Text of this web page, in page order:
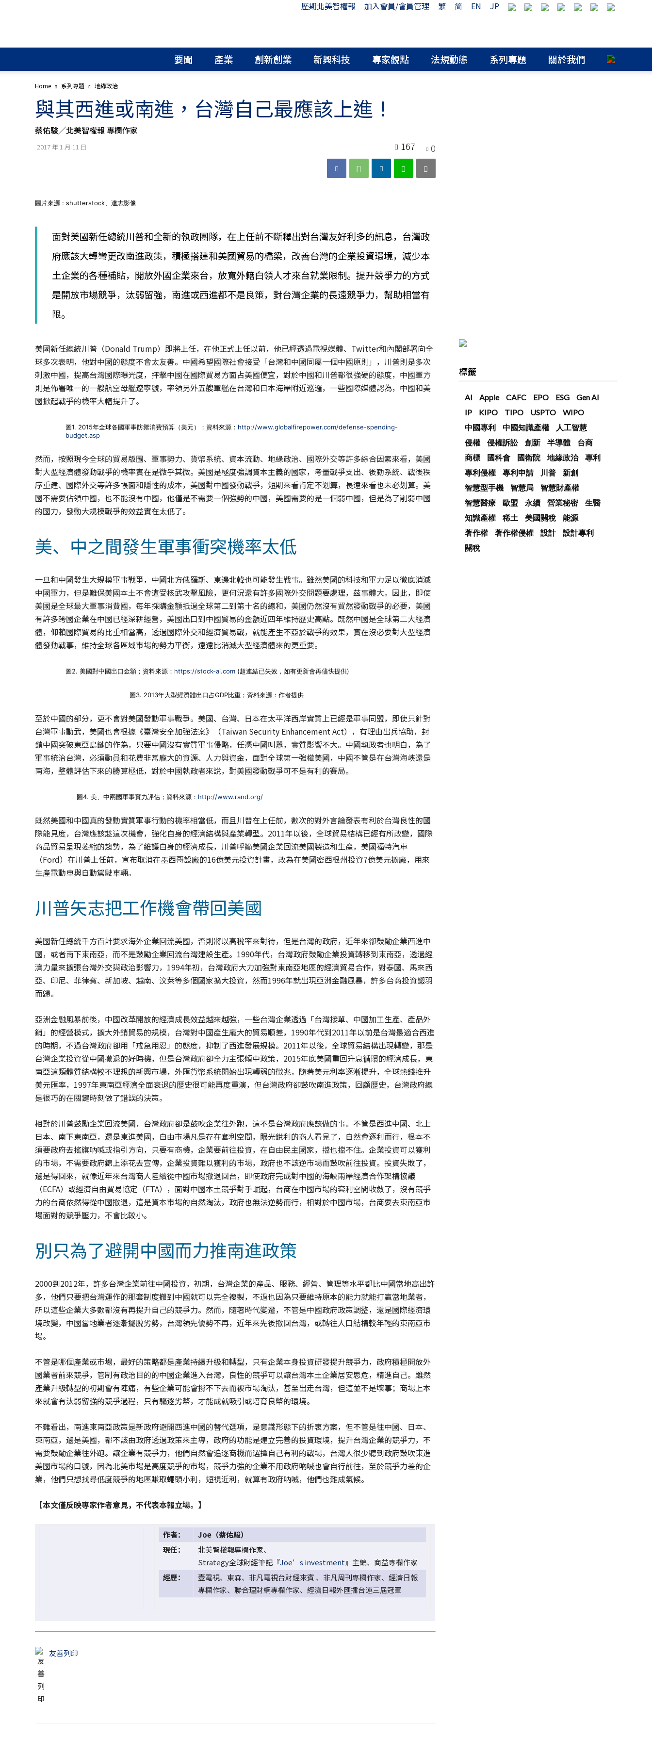
歷期北美智權報 加入會員/會員管理 繁 简 EN
JP
權
│
申
請
│
商
分
智
財
權
顧
問
│
專
利
美
國
專
利
要聞 產業 創新創業 新興科技 專家觀點 法規動態 系列專題 關於我們
Home 系列專題 地緣政治
與其西進或南進，台灣自己最應該上進！
蔡佑駿╱北美智權報 專欄作家
2017 年 1 月 11 日 0
167
圖片來源 : shutterstock、達志影像
面對美國新任總統川普和全新的執政團隊，在上任前不斷釋出對台灣友好利多的訊息，台灣政
府應該大轉彎更改南進政策，積極搭建和美國貿易的橋梁，改善台灣的企業投資環境，減少本
土企業的各種補貼，開放外國企業來台，放寬外籍白領人才來台就業限制。提升競爭力的方式
是開放市場競爭，汰弱留強，南進或西進都不是良策，對台灣企業的長遠競爭力，幫助相當有
限。
美國新任總統川普（Donald Trump）即將上任，在他正式上任以前，他已經透過電視媒體、Twitter和內閣部署向全
球多次表明，他對中國的態度不會太友善。中國希望國際社會接受「台灣和中國同屬一個中國原則」，川普則是多次
刺激中國，提高台灣國際曝光度，抨擊中國在國際貿易方面占美國便宜，對於中國和川普都很強硬的態度，中國軍方
則是佈署唯一的一艘航空母艦遼寧號，率領另外五艘軍艦在台灣和日本海岸附近巡邏，一些國際媒體認為，中國和美
國掀起戰爭的機率大幅提升了。
圖1. 2015年全球各國軍事防禦消費預算（美元）；資料來源： http://www.globalfirepower.com/defense-spending-
budget.asp
然而，按照現今全球的貿易版圖、軍事勢力、貨幣系統、資本流動、地緣政治、國際外交等許多綜合因素來看，美國
對大型經濟體發動戰爭的機率實在是微乎其微。美國是極度強調資本主義的國家，考量戰爭支出、後勤系統、戰後秩
序重建、國際外交等許多帳面和隱性的成本，美國對中國發動戰爭，短期來看肯定不划算，長遠來看也未必划算。美
國不需要佔領中國，也不能沒有中國，他僅是不需要一個強勢的中國，美國需要的是一個弱中國，但是為了削弱中國
的國力，發動大規模戰爭的效益實在太低了。
美、中之間發生軍事衝突機率太低
一旦和中國發生大規模軍事戰爭，中國北方俄羅斯、東邊北韓也可能發生戰事。雖然美國的科技和軍力足以徹底消滅
中國軍力，但是難保美國本土不會遭受核武攻擊風險，更何況還有許多國際外交問題要處理，茲事體大。因此，即使
美國是全球最大軍事消費國，每年採購金額抵過全球第二到第十名的總和，美國仍然沒有貿然發動戰爭的必要，美國
有許多跨國企業在中國已經深耕經營，美國出口到中國貿易的金額近四年維持歷史高點。既然中國是全球第二大經濟
體，仰賴國際貿易的比重相當高，透過國際外交和經濟貿易戰，就能產生不亞於戰爭的效果，實在沒必要對大型經濟
體發動戰事，維持全球各區域市場的勢力平衡，遠遠比消滅大型經濟體來的更重要。
圖2. 美國對中國出口金額；資料來源： https://stock-ai.com(超連結已失效，如有更新會再儘快提供)
圖3. 2013年大型經濟體出口占GDP比重；資料來源：作者提供
至於中國的部分，更不會對美國發動軍事戰爭。美國、台灣、日本在太平洋西岸實質上已經是軍事同盟，即使只針對
台灣軍事動武，美國也會根據《臺灣安全加強法案》（Taiwan Security Enhancement Act），有理由出兵協助，封
鎖中國突破東亞島鏈的作為，只要中國沒有實質軍事侵略，任憑中國叫囂，實質影響不大。中國執政者也明白，為了
軍事統治台灣，必須動員和花費非常龐大的資源、人力與資金，面對全球第一強權美國，中國不管是在台灣海峽還是
南海，整體評估下來的勝算極低，對於中國執政者來說，對美國發動戰爭可不是有利的賽局。
圖4. 美、中兩國軍事實力評估；資料來源： http://www.rand.org/
既然美國和中國真的發動實質軍事行動的機率相當低，而且川普在上任前，數次的對外言論發表有利於台灣良性的國
際能見度，台灣應該趁這次機會，強化自身的經濟結構與產業轉型。2011年以後，全球貿易結構已經有所改變，國際
商品貿易呈現萎縮的趨勢，為了維護自身的經濟成長，川普呼籲美國企業回流美國製造和生產，美國福特汽車
（Ford）在川普上任前，宣布取消在墨西哥設廠的16億美元投資計畫，改為在美國密西根州投資7億美元擴廠，用來
生產電動車與自動駕駛車輛。
川普矢志把工作機會帶回美國
美國新任總統千方百計要求海外企業回流美國，否則將以高稅率來對待，但是台灣的政府，近年來卻鼓勵企業西進中
國，或者南下東南亞，而不是鼓勵企業回流台灣建設生產。1990年代，台灣政府鼓勵企業投資轉移到東南亞，透過經
濟力量來擴張台灣外交與政治影響力，1994年初，台灣政府大力加強對東南亞地區的經濟貿易合作，對泰國、馬來西
亞、印尼、菲律賓、新加坡、越南、汶萊等多個國家擴大投資，然而1996年就出現亞洲金融風暴，許多台商投資鎩羽
而歸。
亞洲金融風暴前後，中國改革開放的經濟成長效益越來越強，一些台灣企業透過「台灣接單、中國加工生產、產品外
銷」的經營模式，擴大外銷貿易的規模，台灣對中國產生龐大的貿易順差，1990年代到2011年以前是台灣最適合西進
的時期，不過台灣政府卻用「戒急用忍」的態度，抑制了西進發展規模。2011年以後，全球貿易結構出現轉變，那是
台灣企業投資從中國撤退的好時機，但是台灣政府卻全力主張傾中政策，2015年底美國重回升息循環的經濟成長，東
南亞這類體質結構較不理想的新興市場，外匯貨幣系統開始出現轉弱的徵兆，隨著美元利率逐漸提升，全球熱錢推升
美元匯率，1997年東南亞經濟全面衰退的歷史很可能再度重演，但台灣政府卻鼓吹南進政策，回顧歷史，台灣政府總
是很巧的在關鍵時刻做了錯誤的決策。
相對於川普鼓勵企業回流美國，台灣政府卻是鼓吹企業往外跑，這不是台灣政府應該做的事。不管是西進中國、北上
日本、南下東南亞，還是東進美國，自由市場凡是存在套利空間，眼光銳利的商人看見了，自然會逐利而行，根本不
須要政府去搖旗吶喊或指引方向，只要有商機，企業要前往投資，在自由民主國家，擋也擋不住。企業投資可以獲利
的市場，不需要政府錦上添花去宣傳，企業投資難以獲利的市場，政府也不該逆市場而鼓吹前往投資。投資失敗了，
還是得回來，就像近年來台灣商人陸續從中國市場撤退回台，即使政府完成對中國的海峽兩岸經濟合作架構協議
（ECFA）或經濟自由貿易協定（FTA），面對中國本土競爭對手崛起，台商在中國市場的套利空間收斂了，沒有競爭
力的台商依然得從中國撤退，這是資本市場的自然淘汰，政府也無法逆勢而行，相對於中國市場，台商要去東南亞市
場面對的競爭壓力，不會比較小。
別只為了避開中國而力推南進政策
2000到2012年，許多台灣企業前往中國投資，初期，台灣企業的產品、服務、經營、管理等水平都比中國當地高出許
多，他們只要把台灣運作的那套制度搬到中國就可以完全複製，不過也因為只要維持原本的能力就能打贏當地業者，
所以這些企業大多數都沒有再提升自己的競爭力。然而，隨著時代變遷，不管是中國政府政策調整，還是國際經濟環
境改變，中國當地業者逐漸擺脫劣勢，台灣領先優勢不再，近年來先後撤回台灣，或轉往人口結構較年輕的東南亞市
場。
不管是哪個產業或市場，最好的策略都是產業持續升級和轉型，只有企業本身投資研發提升競爭力，政府積極開放外
國業者前來競爭，管制有政治目的的中國企業進入台灣，良性的競爭可以讓台灣本土企業居安思危，精進自己。雖然
產業升級轉型的初期會有陣痛，有些企業可能會撐不下去而被市場淘汰，甚至出走台灣，但這並不是壞事；商場上本
來就會有汰弱留強的競爭過程，只有驅逐劣幣，才能成就吸引或培育良幣的環境。
不難看出，南進東南亞政策是新政府避開西進中國的替代選項，是意識形態下的折衷方案，但不管是往中國、日本、
東南亞，還是美國，都不該由政府透過政策來主導，政府的功能是建立完善的投資環境，提升台灣企業的競爭力，不
需要鼓勵企業往外跑。讓企業有競爭力，他們自然會追逐商機而選擇自己有利的戰場，台灣人很少聽到政府鼓吹東進
美國市場的口號，因為北美市場是高度競爭的市場，競爭力強的企業不用政府吶喊也會自行前往，至於競爭力差的企
業，他們只想找尋低度競爭的地區賺取蠅頭小利，短視近利，就算有政府吶喊，他們也難成氣候。
【本文僅反映專家作者意見，不代表本報立場。】
作者：
Joe（蔡佑駿）
現任：
北美智權報專欄作家、
Strategy全球財經筆記『Joe’s investment』主編、商益專欄作家
經歷：
壹電視、東森、非凡電視台財經來賓 、非凡周刊專欄作家、經濟日報
專欄作家、聯合理財網專欄作家、經濟日報外匯擂台連三屆冠軍
友善列印
標籤
AI Apple CAFC EPO ESG
Gen AI
IP
KIPO TIPO USPTO
WIPO
中國專利
中國知識產權
人工智慧
侵權
侵權訴訟 創新 半導體
台商
商標
國科會 國衛院 地緣政治
專利
專利侵權
專利申請 川普
新創
智慧型手機
智慧局
智慧財產權
智慧醫療
歐盟 永續 營業秘密
生醫
知識產權
稀土 美國關稅
能源
著作權
著作權侵權 設計
設計專利
關稅